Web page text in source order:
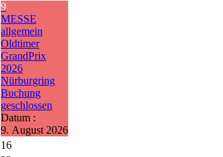
9
MESSE
allgemein
Oldtimer
GrandPrix
2026
Nürburgring
Buchung
geschlossen
Datum :
9. August 2026
16